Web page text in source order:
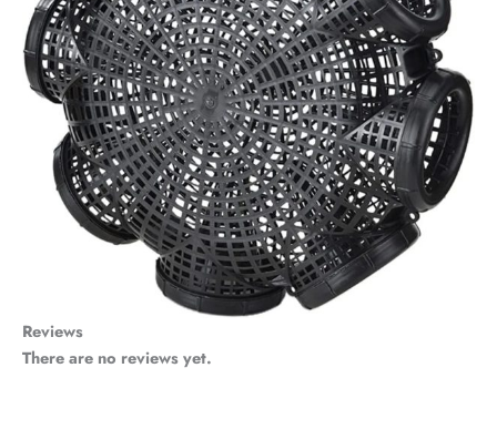
Reviews
There are no reviews yet.